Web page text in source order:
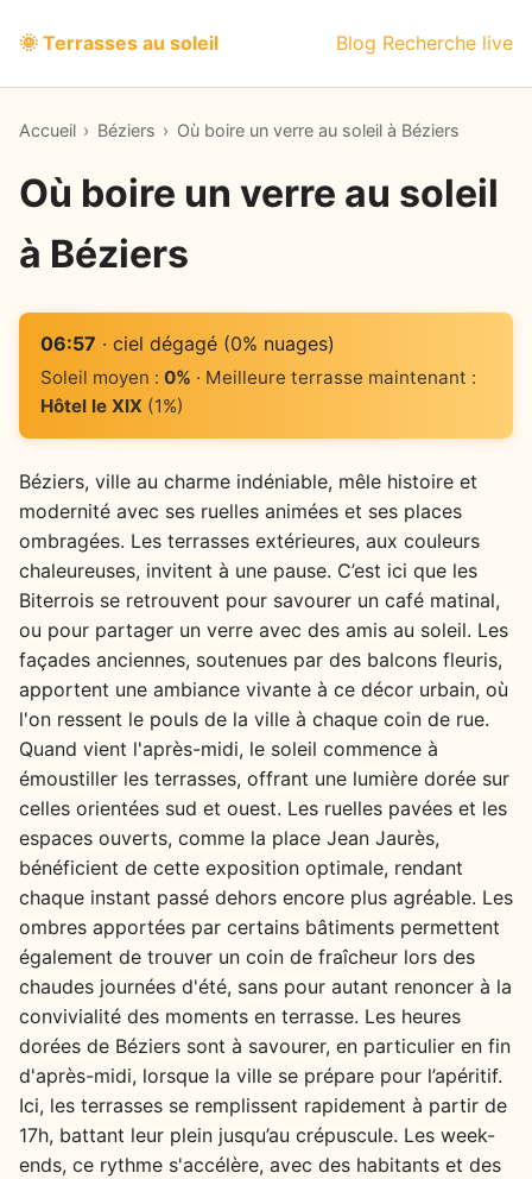
🌞 Terrasses au soleil Blog Recherche live
Accueil › Béziers › Où boire un verre au soleil à Béziers
Où boire un verre au soleil
à Béziers
06:57 · ciel dégagé (0% nuages)
Soleil moyen : 0% · Meilleure terrasse maintenant :
Hôtel le XIX (1%)
Béziers, ville au charme indéniable, mêle histoire et
modernité avec ses ruelles animées et ses places
ombragées. Les terrasses extérieures, aux couleurs
chaleureuses, invitent à une pause. C’est ici que les
Biterrois se retrouvent pour savourer un café matinal,
ou pour partager un verre avec des amis au soleil. Les
façades anciennes, soutenues par des balcons fleuris,
apportent une ambiance vivante à ce décor urbain, où
l'on ressent le pouls de la ville à chaque coin de rue.
Quand vient l'après-midi, le soleil commence à
émoustiller les terrasses, offrant une lumière dorée sur
celles orientées sud et ouest. Les ruelles pavées et les
espaces ouverts, comme la place Jean Jaurès,
bénéficient de cette exposition optimale, rendant
chaque instant passé dehors encore plus agréable. Les
ombres apportées par certains bâtiments permettent
également de trouver un coin de fraîcheur lors des
chaudes journées d'été, sans pour autant renoncer à la
convivialité des moments en terrasse. Les heures
dorées de Béziers sont à savourer, en particulier en fin
d'après-midi, lorsque la ville se prépare pour l’apéritif.
Ici, les terrasses se remplissent rapidement à partir de
17h, battant leur plein jusqu’au crépuscule. Les week-
ends, ce rythme s'accélère, avec des habitants et des